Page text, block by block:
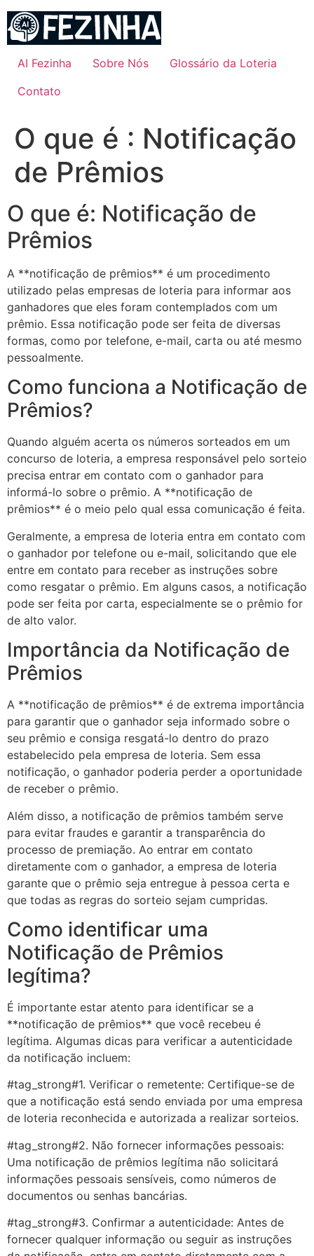
para
conteúdo
AI Fezinha Sobre Nós
Glossário da Loteria
Contato
O que é : Notificação
de Prêmios
O que é: Notificação de
Prêmios
A **notificação de prêmios** é um procedimento
utilizado pelas empresas de loteria para informar aos
ganhadores que eles foram contemplados com um
prêmio. Essa notificação pode ser feita de diversas
formas, como por telefone, e-mail, carta ou até mesmo
pessoalmente.
Como funciona a Notificação de
Prêmios?
Quando alguém acerta os números sorteados em um
concurso de loteria, a empresa responsável pelo sorteio
precisa entrar em contato com o ganhador para
informá-lo sobre o prêmio. A **notificação de
prêmios** é o meio pelo qual essa comunicação é feita.
Geralmente, a empresa de loteria entra em contato com
o ganhador por telefone ou e-mail, solicitando que ele
entre em contato para receber as instruções sobre
como resgatar o prêmio. Em alguns casos, a notificação
pode ser feita por carta, especialmente se o prêmio for
de alto valor.
Importância da Notificação de
Prêmios
A **notificação de prêmios** é de extrema importância
para garantir que o ganhador seja informado sobre o
seu prêmio e consiga resgatá-lo dentro do prazo
estabelecido pela empresa de loteria. Sem essa
notificação, o ganhador poderia perder a oportunidade
de receber o prêmio.
Além disso, a notificação de prêmios também serve
para evitar fraudes e garantir a transparência do
processo de premiação. Ao entrar em contato
diretamente com o ganhador, a empresa de loteria
garante que o prêmio seja entregue à pessoa certa e
que todas as regras do sorteio sejam cumpridas.
Como identificar uma
Notificação de Prêmios
legítima?
É importante estar atento para identificar se a
**notificação de prêmios** que você recebeu é
legítima. Algumas dicas para verificar a autenticidade
da notificação incluem:
#tag_strong#1. Verificar o remetente: Certifique-se de
que a notificação está sendo enviada por uma empresa
de loteria reconhecida e autorizada a realizar sorteios.
#tag_strong#2. Não fornecer informações pessoais:
Uma notificação de prêmios legítima não solicitará
informações pessoais sensíveis, como números de
documentos ou senhas bancárias.
#tag_strong#3. Confirmar a autenticidade: Antes de
fornecer qualquer informação ou seguir as instruções